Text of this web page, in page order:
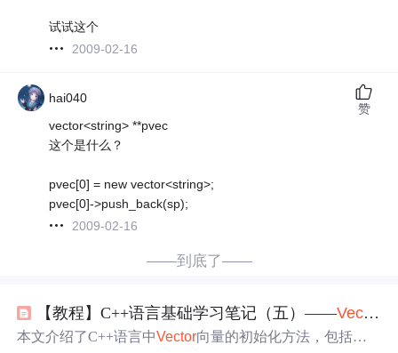
试试这个
2009-02-16
hai040
vector<string> **pvec
这个是什么？
pvec[0] = new vector<string>;
pvec[0]->push_back(sp);
2009-02-16
赞
——到底了——
【教程】C++语言基础学习笔记（五）——Vector
本文介绍了C++语言中Vector向量的初始化方法，包括空